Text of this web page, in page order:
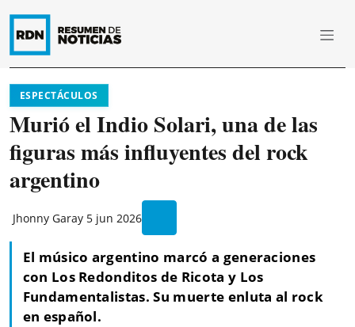
ESPECTÁCULOS
Murió el Indio Solari, una de las
figuras más influyentes del rock
argentino
Jhonny Garay 5 jun 2026
El músico argentino marcó a generaciones
con Los Redonditos de Ricota y Los
Fundamentalistas. Su muerte enluta al rock
en español.